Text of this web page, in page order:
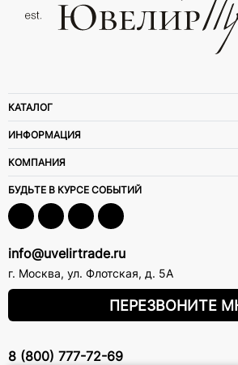
КАТАЛОГ
ИНФОРМАЦИЯ
КОМПАНИЯ
БУДЬТЕ В КУРСЕ СОБЫТИЙ
info@uvelirtrade.ru
г. Москва, ул. Флотская, д. 5А
ПЕРЕЗВОНИТЕ
8 (800) 777-72-69